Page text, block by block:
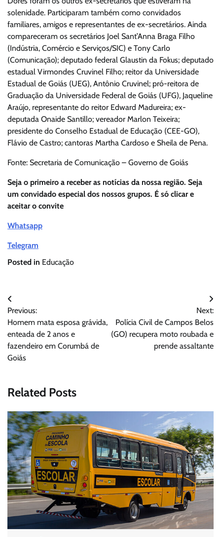
solenidade. Participaram também como convidados
familiares, amigos e representantes de ex-secretários. Ainda
compareceram os secretários Joel Sant’Anna Braga Filho
(Indústria, Comércio e Serviços/SIC) e Tony Carlo
(Comunicação); deputado federal Glaustin da Fokus; deputado
estadual Virmondes Cruvinel Filho; reitor da Universidade
Estadual de Goiás (UEG), Antônio Cruvinel; pró-reitora de
Graduação da Universidade Federal de Goiás (UFG), Jaqueline
Araújo, representante do reitor Edward Madureira; ex-
deputada Onaide Santillo; vereador Marlon Teixeira;
presidente do Conselho Estadual de Educação (CEE-GO),
Flávio de Castro; cantoras Martha Cardoso e Sheila de Pena.
Fonte: Secretaria de Comunicação – Governo de Goiás
Seja o primeiro a receber as notícias da nossa região. Seja
um convidado especial dos nossos grupos. É só clicar e
aceitar o convite
Whatsapp
Telegram
Posted in Educação
Navegação
de
Post
Previous:
Homem mata esposa grávida,
enteada de 2 anos e
fazendeiro em Corumbá de
Goiás
Next:
Polícia Civil de Campos Belos
(GO) recupera moto roubada e
prende assaltante
Related Posts